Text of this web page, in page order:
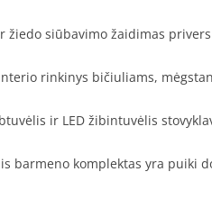
žiedo siūbavimo žaidimas
rinkinys bičiuliams,
ir LED žibintuvėlis
barmeno komplektas yra puiki